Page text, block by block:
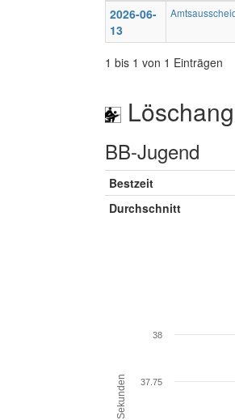
2026-06-
13
1 bis 1 von 1 Einträgen
BB-Jugend
Bestzeit
Durchschnitt
Sekunden 37.75
38